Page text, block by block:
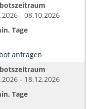
- 08.10.2026
Tage
anfragen
- 18.12.2026
Tage